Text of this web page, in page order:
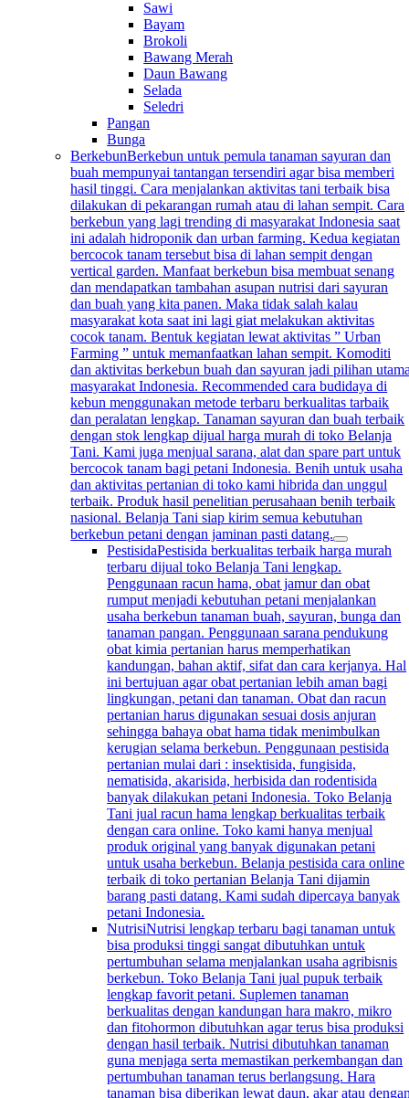
Sawi
Bayam
Brokoli
Bawang Merah
Daun Bawang
Selada
Seledri
Pangan
Bunga
BerkebunBerkebun untuk pemula tanaman sayuran dan
buah mempunyai tantangan tersendiri agar bisa memberi
hasil tinggi. Cara menjalankan aktivitas tani terbaik bisa
dilakukan di pekarangan rumah atau di lahan sempit. Cara
berkebun yang lagi trending di masyarakat Indonesia saat
ini adalah hidroponik dan urban farming. Kedua kegiatan
bercocok tanam tersebut bisa di lahan sempit dengan
vertical garden. Manfaat berkebun bisa membuat senang
dan mendapatkan tambahan asupan nutrisi dari sayuran
dan buah yang kita panen. Maka tidak salah kalau
masyarakat kota saat ini lagi giat melakukan aktivitas
cocok tanam. Bentuk kegiatan lewat aktivitas ” Urban
Farming ” untuk memanfaatkan lahan sempit. Komoditi
dan aktivitas berkebun buah dan sayuran jadi pilihan
masyarakat Indonesia. Recommended cara budidaya di
kebun menggunakan metode terbaru berkualitas tarbaik
dan peralatan lengkap. Tanaman sayuran dan buah terbaik
dengan stok lengkap dijual harga murah di toko Belanja
Tani. Kami juga menjual sarana, alat dan spare part untuk
bercocok tanam bagi petani Indonesia. Benih untuk usaha
dan aktivitas pertanian di toko kami hibrida dan unggul
terbaik. Produk hasil penelitian perusahaan benih terbaik
nasional. Belanja Tani siap kirim semua kebutuhan
berkebun petani dengan jaminan pasti datang.
PestisidaPestisida berkualitas terbaik harga murah
terbaru dijual toko Belanja Tani lengkap.
Penggunaan racun hama, obat jamur dan obat
rumput menjadi kebutuhan petani menjalankan
usaha berkebun tanaman buah, sayuran, bunga dan
tanaman pangan. Penggunaan sarana pendukung
obat kimia pertanian harus memperhatikan
kandungan, bahan aktif, sifat dan cara kerjanya. Hal
ini bertujuan agar obat pertanian lebih aman bagi
lingkungan, petani dan tanaman. Obat dan racun
pertanian harus digunakan sesuai dosis anjuran
sehingga bahaya obat hama tidak menimbulkan
kerugian selama berkebun. Penggunaan pestisida
pertanian mulai dari : insektisida, fungisida,
nematisida, akarisida, herbisida dan rodentisida
banyak dilakukan petani Indonesia. Toko Belanja
Tani jual racun hama lengkap berkualitas terbaik
dengan cara online. Toko kami hanya menjual
produk original yang banyak digunakan petani
untuk usaha berkebun. Belanja pestisida cara online
terbaik di toko pertanian Belanja Tani dijamin
barang pasti datang. Kami sudah dipercaya banyak
petani Indonesia.
NutrisiNutrisi lengkap terbaru bagi tanaman untuk
bisa produksi tinggi sangat dibutuhkan untuk
pertumbuhan selama menjalankan usaha agribisnis
berkebun. Toko Belanja Tani jual pupuk terbaik
lengkap favorit petani. Suplemen tanaman
berkualitas dengan kandungan hara makro, mikro
dan fitohormon dibutuhkan agar terus bisa produksi
dengan hasil terbaik. Nutrisi dibutuhkan tanaman
guna menjaga serta memastikan perkembangan dan
pertumbuhan tanaman terus berlangsung. Hara
tanaman bisa diberikan lewat daun, akar atau